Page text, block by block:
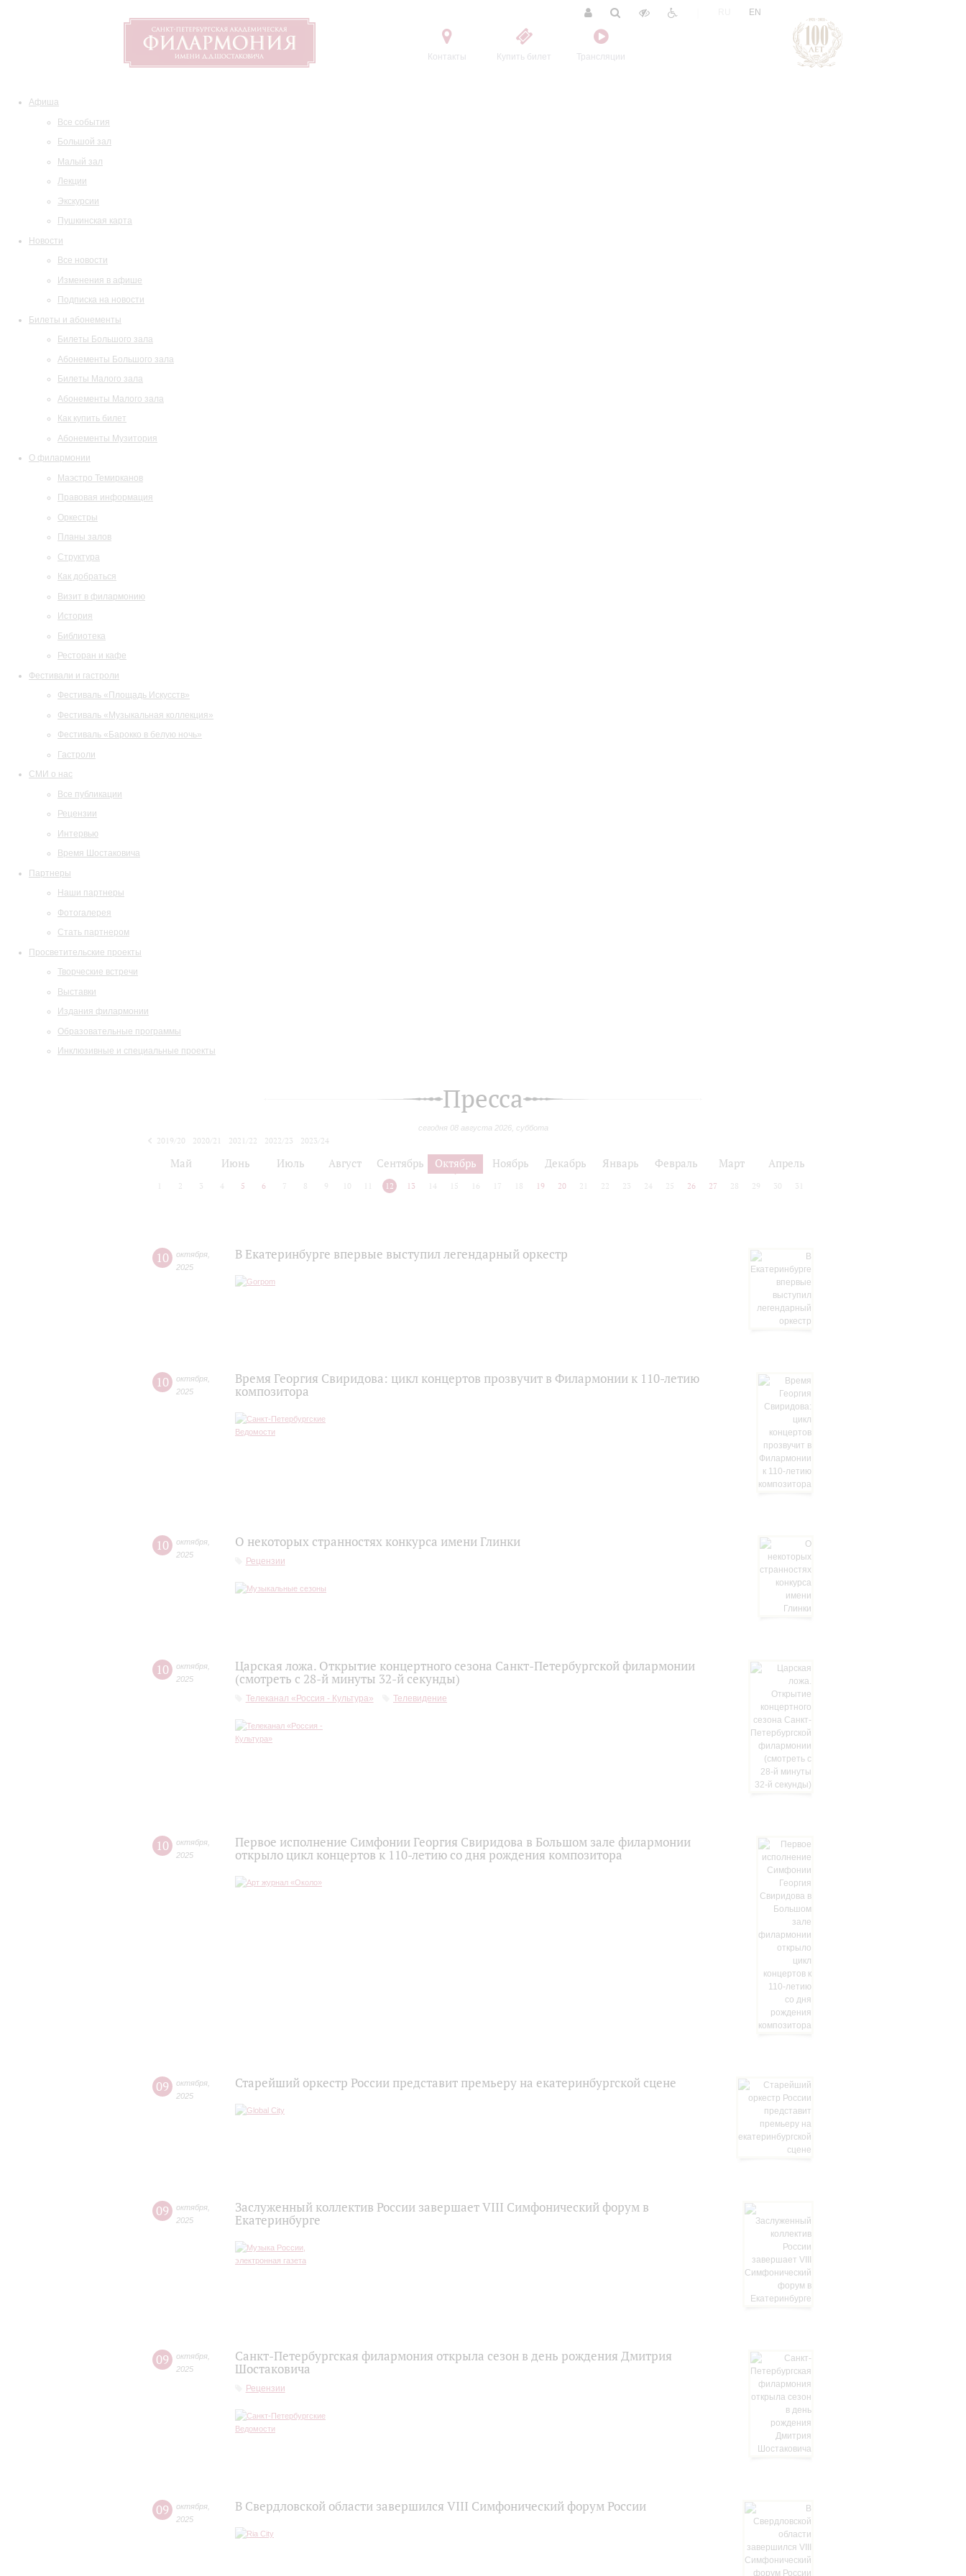
Контакты Купить билет Трансляции
EN
Афиша
Все события
Большой зал
Малый зал
Лекции
Экскурсии
Пушкинская карта
Новости
Все новости
Изменения в афише
Подписка на новости
Билеты и абонементы
Билеты Большого зала
Абонементы Большого зала
Билеты Малого зала
Абонементы Малого зала
Как купить билет
Абонементы Музитория
О филармонии
Маэстро Темирканов
Правовая информация
Оркестры
Планы залов
Структура
Как добраться
Визит в филармонию
История
Библиотека
Ресторан и кафе
Фестивали и гастроли
Фестиваль «Площадь Искусств»
Фестиваль «Музыкальная коллекция»
Фестиваль «Барокко в белую ночь»
Гастроли
СМИ о нас
Все публикации
Рецензии
Интервью
Время Шостаковича
Партнеры
Наши партнеры
Фотогалерея
Стать партнером
Просветительские проекты
Творческие встречи
Выставки
Издания филармонии
Образовательные программы
Инклюзивные и специальные проекты
Пресса
сегодня 08 августа 2026, суббота
2019/20 2020/21 2021/22 2022/23
2023/24
Май Июнь Июль Август Сентябрь Октябрь Ноябрь Декабрь Январь Февраль Март Апрель
2 3 4 5 6 7 8 9 10 12 13 14 15 16 17 18 19 20 21 22 23 24 25 26 27 28 29 30 31
10 октября
2025
В Екатеринбурге впервые выступил легендарный оркестр
10 октября
2025
Время Георгия Свиридова: цикл концертов прозвучит в Филармонии к 110-летию
композитора
10 октября
2025
О некоторых странностях конкурса имени Глинки
Рецензии
10 октября
2025
Царская ложа. Открытие концертного сезона Санкт-Петербургской филармонии
(смотреть с 28-й минуты 32-й секунды)
Телеканал «Россия - Культура» Телевидение
10 октября
2025
Первое исполнение Симфонии Георгия Свиридова в Большом зале филармонии
открыло цикл концертов к 110-летию со дня рождения композитора
09 октября
2025
Старейший оркестр России представит премьеру на екатеринбургской сцене
09 октября
2025
Заслуженный коллектив России завершает VIII Симфонический форум в
Екатеринбурге
09 октября
2025
Санкт-Петербургская филармония открыла сезон в день рождения Дмитрия
Шостаковича
Рецензии
09 октября
2025
В Свердловской области завершился VIII Симфонический форум России